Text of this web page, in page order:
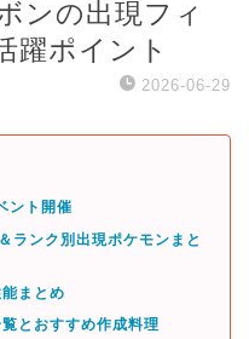
ンの出現フィ
躍ポイント
2026-06-29
ント開催
ランク別出現ポケモンまと
まとめ
とおすすめ作成料理